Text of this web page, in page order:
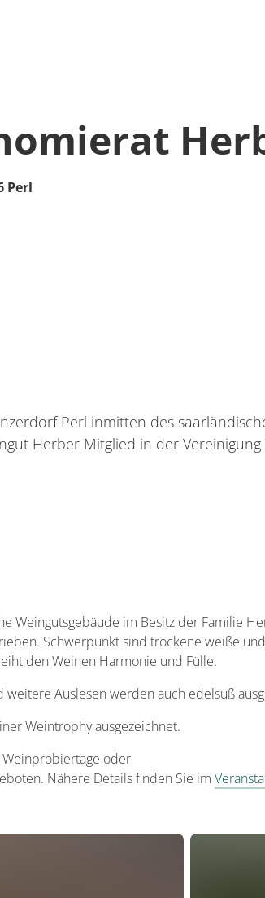
Perl
Perl inmitten des
Herber Mitglied in der Vereinigung
Weingutsgebäude im Besitz der Familie
Schwerpunkt sind trockene weiße
den Weinen Harmonie und Fülle.
Auslesen werden auch edelsüß
Weintrophy ausgezeichnet.
Weinprobiertage oder
Nähere Details finden Sie im